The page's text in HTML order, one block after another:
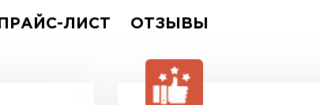
ПРАЙС-ЛИСТ ОТЗЫВЫ